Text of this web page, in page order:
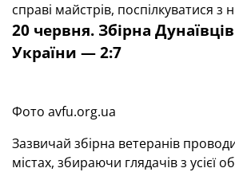
справі майстрів, поспілкуватися з
20 червня. Збірна
України — 2:7
Фото avfu.org.ua
Зазвичай збірна ветеранів
містах, збираючи глядачів з усієї